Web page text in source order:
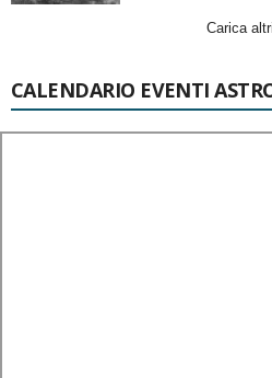
Carica altri
CALENDARIO EVENTI